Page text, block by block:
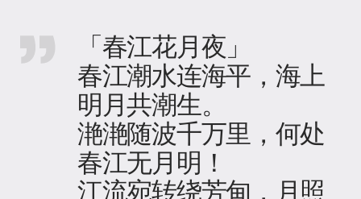
「春江花月夜」
春江潮水连海平，海上
明月共潮生。
滟滟随波千万里，何处
春江无月明！
江流宛转绕芳甸，月照